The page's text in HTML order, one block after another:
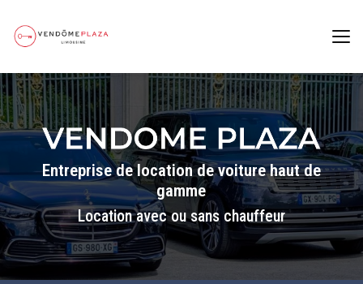
contenu
Entreprise de location de voiture haut de
gamme
Location avec ou sans chauffeur